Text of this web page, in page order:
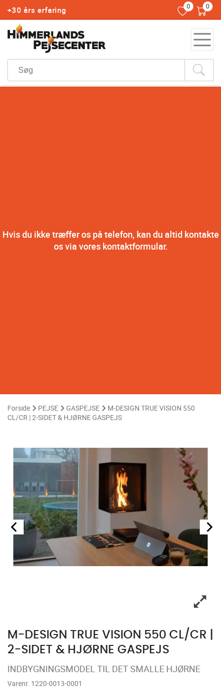
+30 års erfaring 0 0
Hvis du ikke træffer os på telefon, kan du altid kontakte
os via vores kontaktformular.
Forside PEJSE GASPEJSE
M-DESIGN TRUE VISION 550
CL/CR | 2-SIDET & HJØRNE GASPEJS
M-DESIGN TRUE VISION 550 CL/CR |
2-SIDET & HJØRNE GASPEJS
INDBYGNINGSMODEL TIL DET SMALLE HJØRNE
Varenr. 1220-0013-0001